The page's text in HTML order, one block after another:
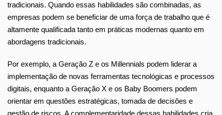
tradicionais. Quando essas habilidades são combinadas, as
empresas podem se beneficiar de uma força de trabalho que é
altamente qualificada tanto em práticas modernas quanto em
abordagens tradicionais.
Por exemplo, a Geração Z e os Millennials podem liderar a
implementação de novas ferramentas tecnológicas e processos
digitais, enquanto a Geração X e os Baby Boomers podem
orientar em questões estratégicas, tomada de decisões e
gestão de riscos. A complementaridade dessas habilidades cria